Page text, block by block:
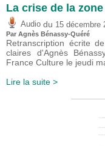
La crise de la
Audio du 15 décembre
Par Agnès Bénassy-Quéré
Retranscription écrite
claires d'Agnès
France Culture le jeudi
Lire la suite >